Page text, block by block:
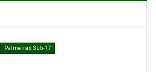
Palmeiras Sub-17